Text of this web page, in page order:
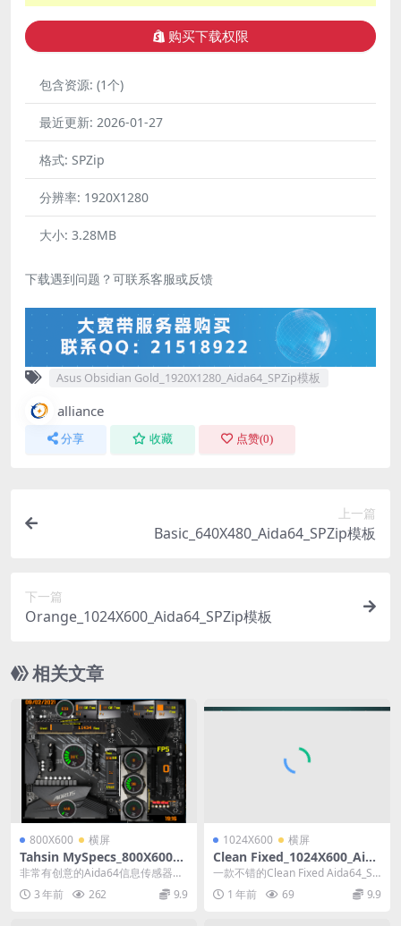
购买下载权限
包含资源: (1个)
最近更新: 2026-01-27
格式: SPZip
分辨率: 1920X1280
大小: 3.28MB
下载遇到问题？可联系客服或反馈
Asus Obsidian Gold_1920X1280_Aida64_SPZip模板
alliance
分享 收藏 点赞(0)
上一篇
Basic_640X480_Aida64_SPZip模板
下一篇
Orange_1024X600_Aida64_SPZip模板
相关文章
800X600 横屏
Tahsin MySpecs_800X600_A
ida64_SensorPanel模板
非常有创意的Aida64信息传感器模
板，喜欢的会修改的朋友，可以用
自己的主板做背...
3 年前 262 9.9
1024X600 横屏
Clean Fixed_1024X600_Aida
64_SensorPanel模板
一款不错的Clean Fixed Aida64_Se
nsorPanel模板
1 年前 69 9.9